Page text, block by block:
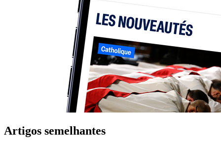
Artigos semelhantes